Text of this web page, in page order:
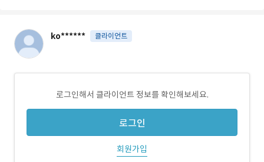
ko****** 클라이언트
로그인해서 클라이언트 정보를 확인해보세요.
로그인
회원가입